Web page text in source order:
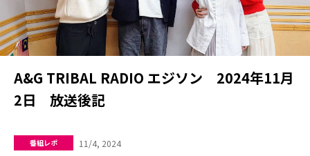
A&G TRIBAL RADIO エジソン 2024年11月
2日 放送後記
番組レポ 11/4, 2024